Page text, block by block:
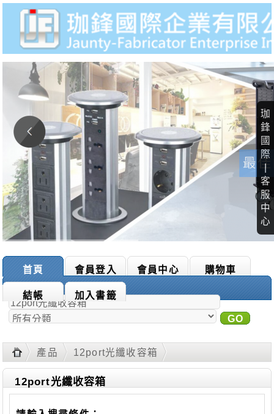
珈
鋒
國
際
|
客
服
中
心
首頁 會員登入 會員中心 購物車
結帳 加入書籤
商品搜尋：
GO
產品
12port光纖收容箱
12port光纖收容箱